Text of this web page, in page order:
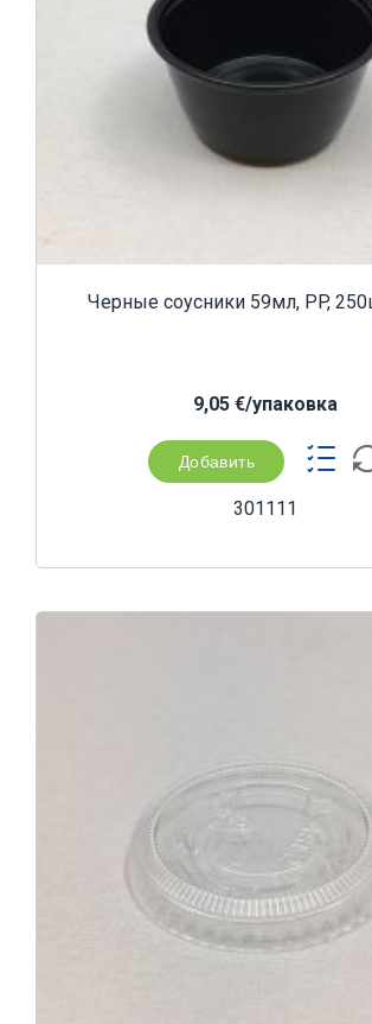
Черные соусники 59мл, PP,
9,05 €/yпаковка
Добавить
301111